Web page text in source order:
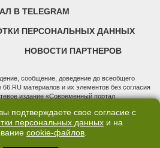
В TELEGRAM
ПЕРСОНАЛЬНЫХ ДАННЫХ
НОВОСТИ ПАРТНЕРОВ
сообщение, доведение до всеобщего
материалов и их элементов без согласия
издание «Современный портал
технологий и массовых коммуникаций
номер ЭЛ № ФС 77 - 76634 от 02.09.2019
ответственностью "66.ру". Юридический
подтверждаете свое согласие с
персональных данных и на
cookie-файлов.